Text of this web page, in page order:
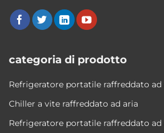
categoria di prodotto
Refrigeratore portatile raffreddato ad
Chiller a vite raffreddato ad aria
Refrigeratore portatile raffreddato ad